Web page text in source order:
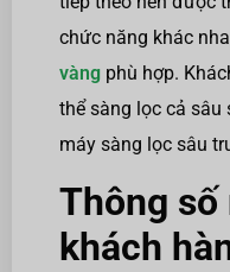
chức năng khác
vàng phù hợp.
thể sàng lọc cả sâu
máy sàng lọc sâu
Thông số
khách